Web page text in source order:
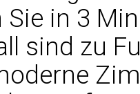
Sie in 3
sind zu